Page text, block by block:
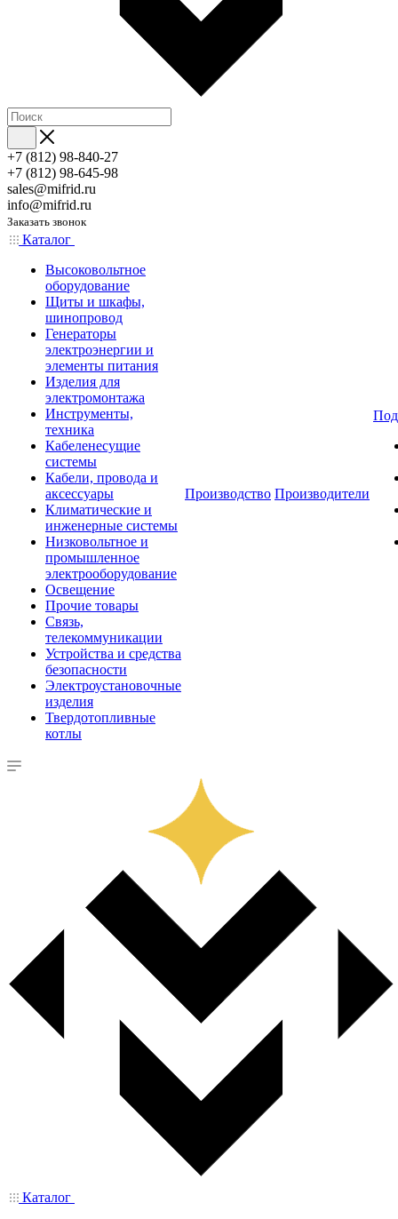
+7 (812) 98-840-27
+7 (812) 98-645-98
sales@mifrid.ru
info@mifrid.ru
Заказать звонок
Каталог
Высоковольтное
оборудование
Щиты и шкафы,
шинопровод
Генераторы
электроэнергии и
элементы питания
Изделия для
электромонтажа
Инструменты,
техника
Кабеленесущие
системы
Кабели, провода и
аксессуары
Климатические и
инженерные системы
Низковольтное и
промышленное
электрооборудование
Освещение
Прочие товары
Связь,
телекоммуникации
Устройства и средства
безопасности
Электроустановочные
изделия
Твердотопливные
котлы
Производство Производители
Каталог